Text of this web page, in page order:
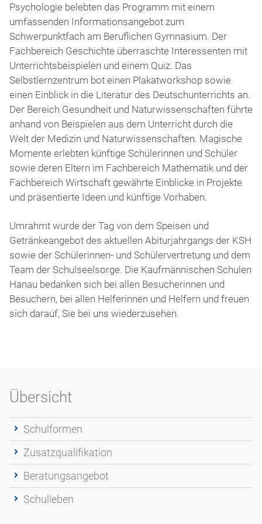
Psychologie belebten das Programm mit einem
umfassenden Informationsangebot zum
Schwerpunktfach am Beruflichen Gymnasium. Der
Fachbereich Geschichte überraschte Interessenten mit
Unterrichtsbeispielen und einem Quiz. Das
Selbstlernzentrum bot einen Plakatworkshop sowie
einen Einblick in die Literatur des Deutschunterrichts an.
Der Bereich Gesundheit und Naturwissenschaften führte
anhand von Beispielen aus dem Unterricht durch die
Welt der Medizin und Naturwissenschaften. Magische
Momente erlebten künftige Schülerinnen und Schüler
sowie deren Eltern im Fachbereich Mathematik und der
Fachbereich Wirtschaft gewährte Einblicke in Projekte
und präsentierte Ideen und künftige Vorhaben.
Umrahmt wurde der Tag von dem Speisen und
Getränkeangebot des aktuellen Abiturjahrgangs der KSH
sowie der Schülerinnen- und Schülervertretung und dem
Team der Schulseelsorge. Die Kaufmännischen Schulen
Hanau bedanken sich bei allen Besucherinnen und
Besuchern, bei allen Helferinnen und Helfern und freuen
sich darauf, Sie bei uns wiederzusehen.
Übersicht
Schulformen
Zusatzqualifikation
Beratungsangebot
Schulleben